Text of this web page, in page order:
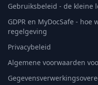
Gebruiksbeleid - de kleine
GDPR en MyDocSafe -
regelgeving
Privacybeleid
Algemene voorwaarden